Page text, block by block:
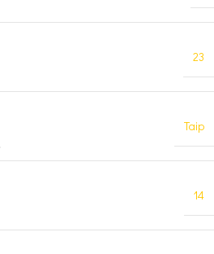
23
Taip
14